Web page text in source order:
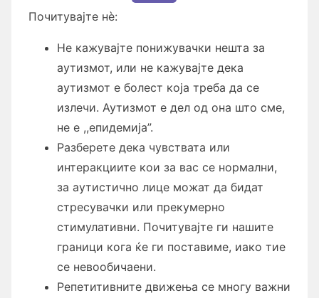
Почитувајте нè:
Не кажувајте понижувачки нешта за
аутизмот, или не кажувајте дека
аутизмот е болест која треба да се
излечи. Аутизмот е дел од она што сме,
не е ,,епидемија”.
Разберете дека чувствата или
интеракциите кои за вас се нормални,
за аутистично лице можат да бидат
стресувачки или прекумерно
стимулативни. Почитувајте ги нашите
граници кога ќе ги поставиме, иако тие
се невообичаени.
Репетитивните движења се многу важни